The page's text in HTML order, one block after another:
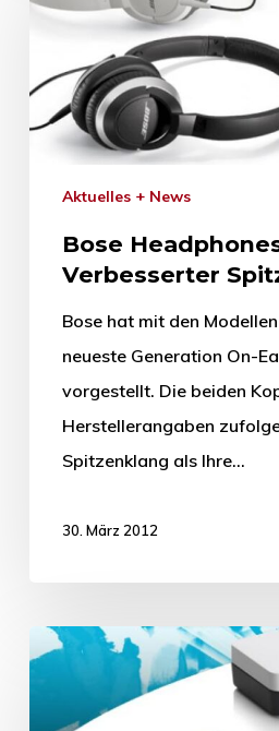
Aktuelles + News
Bose
Verbesserter
Bose hat mit den
neueste Generation On-
vorgestellt. Die beiden
Herstellerangaben
Spitzenklang als Ihre…
30. März 2012